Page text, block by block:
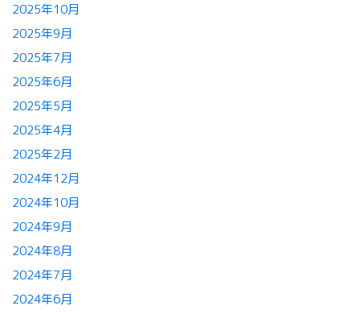
2025年10月
2025年9月
2025年7月
2025年6月
2025年5月
2025年4月
2025年2月
2024年12月
2024年10月
2024年9月
2024年8月
2024年7月
2024年6月